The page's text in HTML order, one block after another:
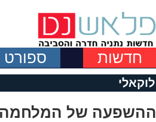
חדשות ספורט
לוקאלי
ההשפעה של המלחמה